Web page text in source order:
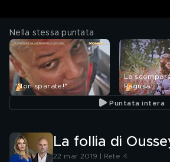
Nella stessa puntata
"Non sparate!"
La
Ragusa
Puntata intera
La follia di
22 mar 2019 | Rete 4